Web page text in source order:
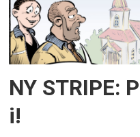
NY STRIPE:
i!